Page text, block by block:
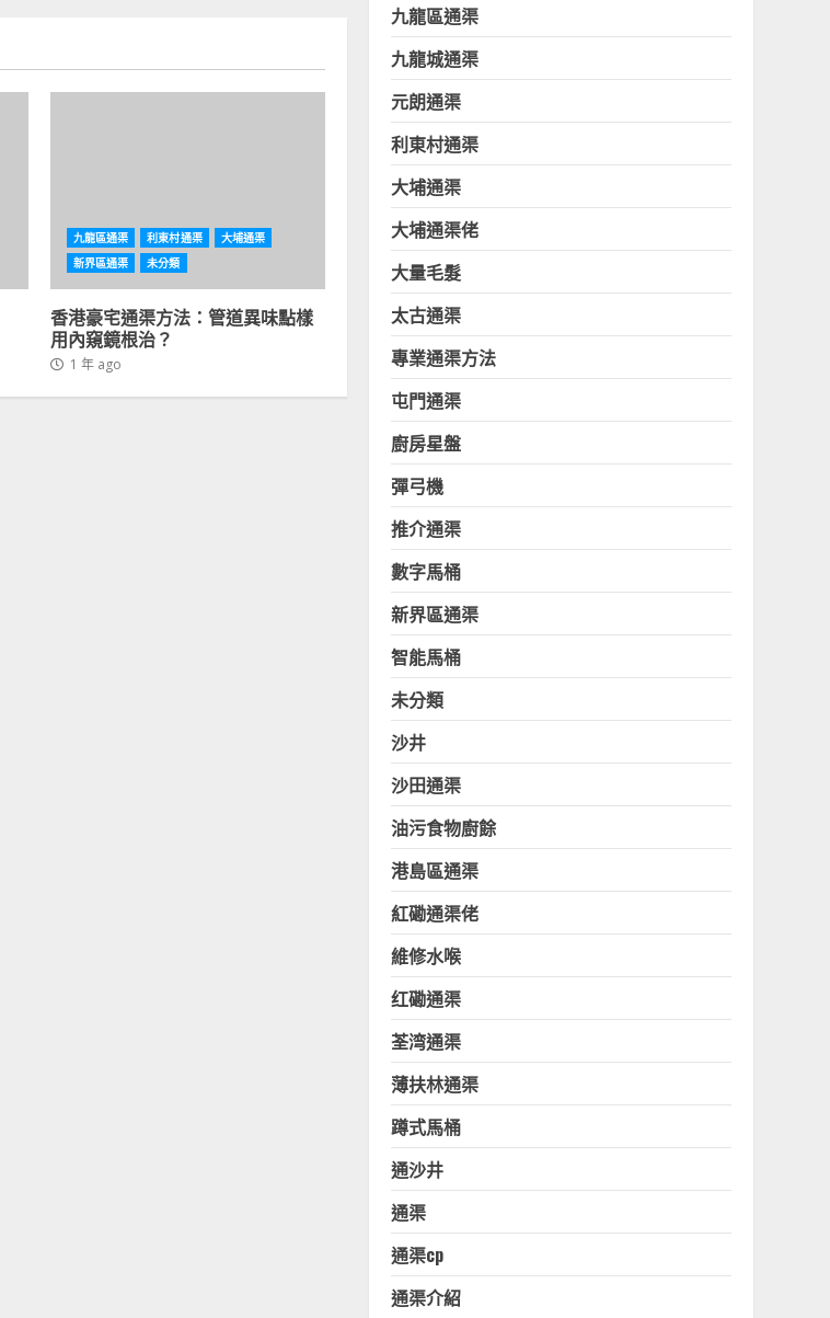
九龍區通渠 利東村通渠
大埔通渠
新界區通渠
未分類
香港豪宅通渠方法：管道異味點樣
用內窺鏡根治？
1 年 ago
九龍區通渠
九龍城通渠
元朗通渠
利東村通渠
大埔通渠
大埔通渠佬
大量毛髮
太古通渠
專業通渠方法
屯門通渠
廚房星盤
彈弓機
推介通渠
數字馬桶
新界區通渠
智能馬桶
未分類
沙井
沙田通渠
油污食物廚餘
港島區通渠
紅磡通渠佬
維修水喉
红磡通渠
荃湾通渠
薄扶林通渠
蹲式馬桶
通沙井
通渠
通渠cp
通渠介紹